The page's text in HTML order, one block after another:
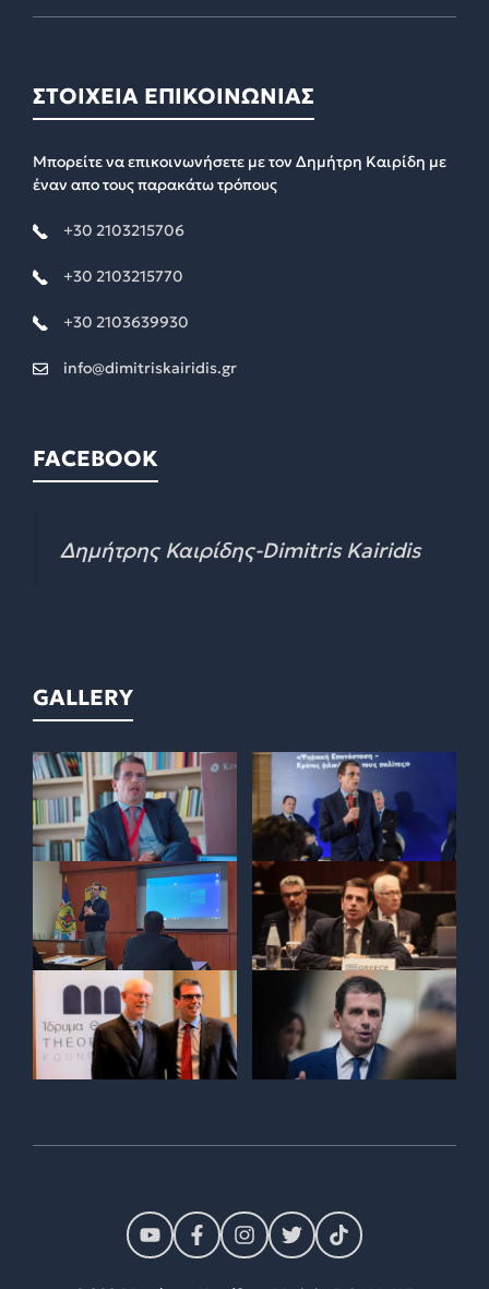
ΣΤΟΙΧΕΙΑ ΕΠΙΚΟΙΝΩΝΙΑΣ
Μπορείτε να επικοινωνήσετε με τον Δημήτρη Καιρίδη με
έναν απο τους παρακάτω τρόπους
+30 2103215706
+30 2103215770
+30 2103639930
info@dimitriskairidis.gr
FACEBOOK
Δημήτρης Καιρίδης-Dimitris Kairidis
GALLERY